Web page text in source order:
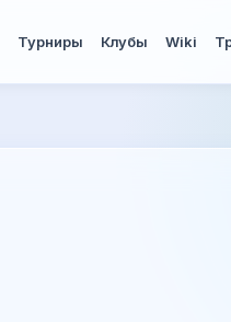
Турниры Клубы Wiki